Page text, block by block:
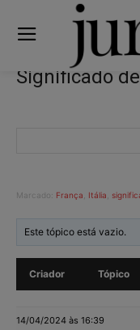
Significado
Marcado: França Itália
Este tópico está vazio.
Criador Tópico
14/04/2024 às 16:39